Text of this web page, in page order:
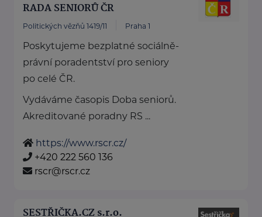
RADA SENIORŮ ČR
Politických vězňů 1419/11 Praha 1
Poskytujeme bezplatné sociálně-
právní poradentství pro seniory
po celé ČR.
Vydáváme časopis Doba seniorů.
Akreditované poradny RS ...
https://www.rscr.cz/
+420 222 560 136
rscr@rscr.cz
SESTŘIČKA.CZ s.r.o.